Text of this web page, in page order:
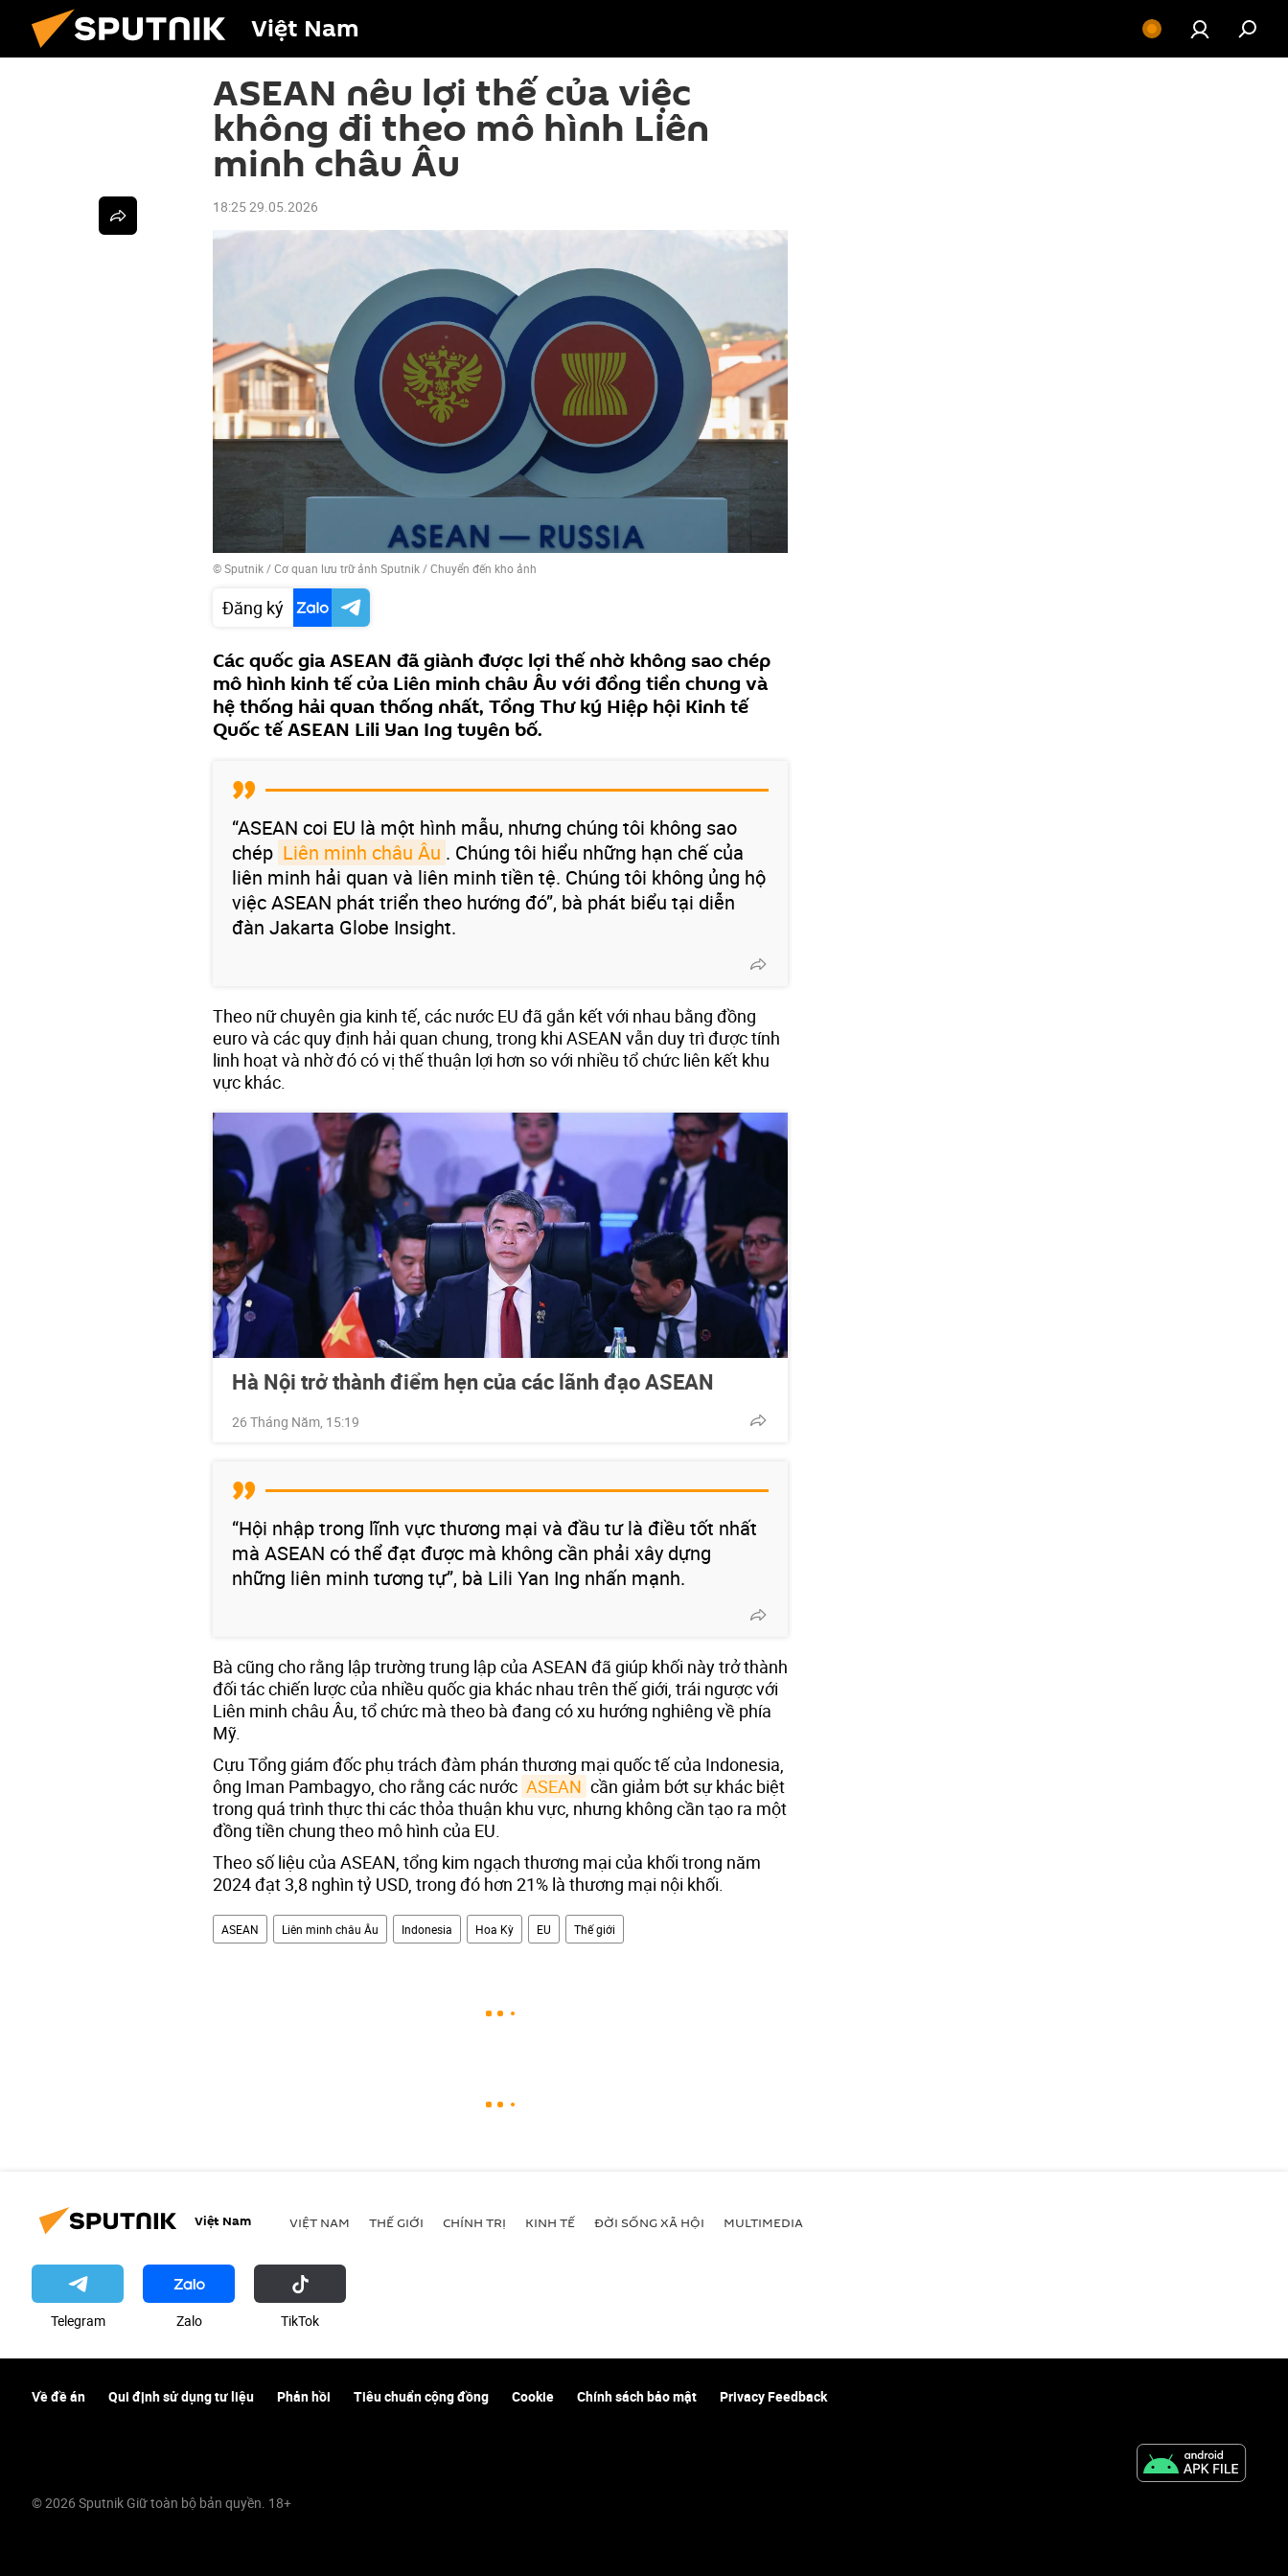
Việt Nam
ASEAN nêu lợi thế của việc
không đi theo mô hình Liên
minh châu Âu
18:25 29.05.2026
© Sputnik / Cơ quan lưu trữ ảnh Sputnik/Chuyển đến kho ảnh
Đăng ký
Các quốc gia ASEAN đã giành được lợi thế nhờ không sao chép
mô hình kinh tế của Liên minh châu Âu với đồng tiền chung và
hệ thống hải quan thống nhất, Tổng Thư ký Hiệp hội Kinh tế
Quốc tế ASEAN Lili Yan Ing tuyên bố.
“ASEAN coi EU là một hình mẫu, nhưng chúng tôi không sao
chép Liên minh châu Âu . Chúng tôi hiểu những hạn chế của
liên minh hải quan và liên minh tiền tệ. Chúng tôi không ủng hộ
việc ASEAN phát triển theo hướng đó”, bà phát biểu tại diễn
đàn Jakarta Globe Insight.
Theo nữ chuyên gia kinh tế, các nước EU đã gắn kết với nhau bằng đồng
euro và các quy định hải quan chung, trong khi ASEAN vẫn duy trì được tính
linh hoạt và nhờ đó có vị thế thuận lợi hơn so với nhiều tổ chức liên kết khu
vực khác.
Hà Nội trở thành điểm hẹn của các lãnh đạo ASEAN
26 Tháng Năm, 15:19
“Hội nhập trong lĩnh vực thương mại và đầu tư là điều tốt nhất
mà ASEAN có thể đạt được mà không cần phải xây dựng
những liên minh tương tự”, bà Lili Yan Ing nhấn mạnh.
Bà cũng cho rằng lập trường trung lập của ASEAN đã giúp khối này trở thành
đối tác chiến lược của nhiều quốc gia khác nhau trên thế giới, trái ngược với
Liên minh châu Âu, tổ chức mà theo bà đang có xu hướng nghiêng về phía
Mỹ.
Cựu Tổng giám đốc phụ trách đàm phán thương mại quốc tế của Indonesia,
ông Iman Pambagyo, cho rằng các nước ASEAN cần giảm bớt sự khác biệt
trong quá trình thực thi các thỏa thuận khu vực, nhưng không cần tạo ra một
đồng tiền chung theo mô hình của EU.
Theo số liệu của ASEAN, tổng kim ngạch thương mại của khối trong năm
2024 đạt 3,8 nghìn tỷ USD, trong đó hơn 21% là thương mại nội khối.
ASEAN Liên minh châu Âu Indonesia Hoa Kỳ EU Thế giới
Việt Nam VIỆT NAM THẾ GIỚI CHÍNH TRỊ KINH TẾ ĐỜI SỐNG XÃ HỘI MULTIMEDIA
Telegram Zalo ТikТоk
Về đề án Qui định sử dụng tư liệu Phản hồi Tiêu chuẩn cộng đồng Cookie Chính sách bảo mật Privacy Feedback
© 2026 Sputnik Giữ toàn bộ bản quyền. 18+